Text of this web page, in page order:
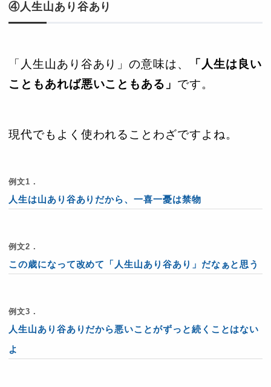
④人生山あり谷あり
「人生山あり谷あり」の意味は、
「人生は良い
こともあれば悪いこともある」 です。
現代でもよく使われることわざですよね。
例文1．
人生は山あり谷ありだから、一喜一憂は禁物
例文2．
この歳になって改めて「人生山あり谷あり」だなぁと思う
例文3．
人生山あり谷ありだから悪いことがずっと続くことはない
よ